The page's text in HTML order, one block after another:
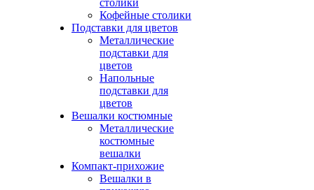
столики
Кофейные столики
Подставки для цветов
Металлические
подставки для
цветов
Напольные
подставки для
цветов
Вешалки костюмные
Металлические
костюмные
вешалки
Компакт-прихожие
Вешалки в